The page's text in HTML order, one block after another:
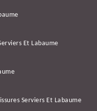
Et Labaume
Serviers Et Labaume